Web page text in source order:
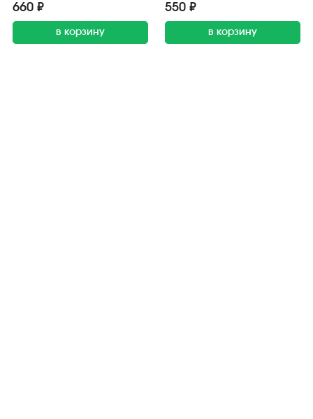
660 ₽
в корзину
550 ₽
в корзину